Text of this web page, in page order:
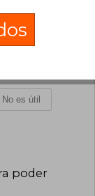
en
No es útil
poder